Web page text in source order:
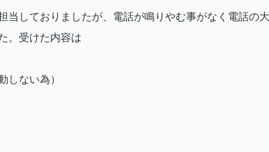
当しておりましたが、電話が鳴りやむ事がなく電話の大
。受けた内容は
しない為）